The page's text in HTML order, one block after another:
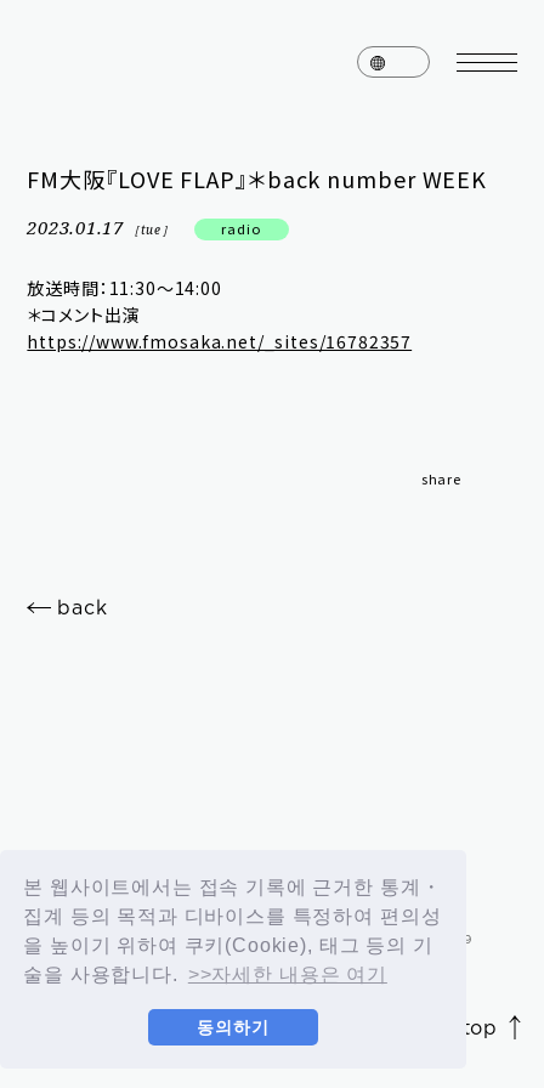
본 웹사이트에서는 접속 기록에 근거한 통계・
집계 등의 목적과 디바이스를 특정하여 편의성
을 높이기 위하여 쿠키(Cookie), 태그 등의 기
술을 사용합니다.
>>자세한 내용은 여기
동의하기
home
news
schedule
media
profile
fc news
blog
movie&radio
room #783
FM大阪『LOVE FLAP』＊back number WEEK
2023.01.17 ［tue］ radio
放送時間：11:30〜14:00
＊コメント出演
https://www.fmosaka.net/_sites/16782357
share
back
JASRAC許諾番号 9012207252Y45038 / 9012207238Y38029
page top